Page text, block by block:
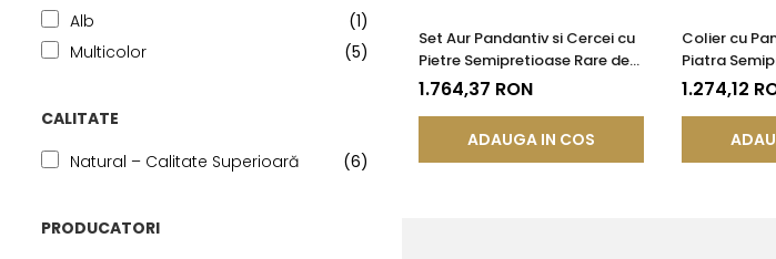
Alb
(1)
Multicolor
(5)
CALITATE
Natural – Calitate Superioară
(6)
PRODUCATORI
Set Aur Pandantiv si Cercei cu
Pietre Semipretioase Rare de
Seraphinite - Piatra Ingerilor
1.764,37 RON
ADAUGA IN COS
Colier cu
Piatra
Serafinit -
1.274,12